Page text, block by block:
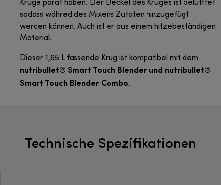
Krüge parat haben. Der Deckel des Kruges ist belüfftet
sodass währed des Mixens Zutaten hinzugefügt
werden können. Auch ist er aus einem hitzebeständigen
Material.
Dieser 1,65 L fassende Krug ist kompatibel mit dem
nutribullet® Smart Touch Blender und nutribullet®
Smart Touch Blender Combo.
Technische Spezifikationen